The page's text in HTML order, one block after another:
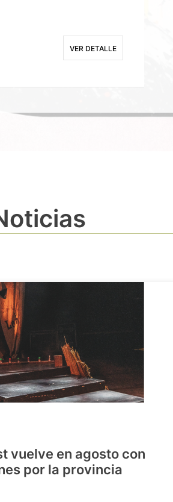
VER DETALLE
vuelve en agosto con
por la provincia